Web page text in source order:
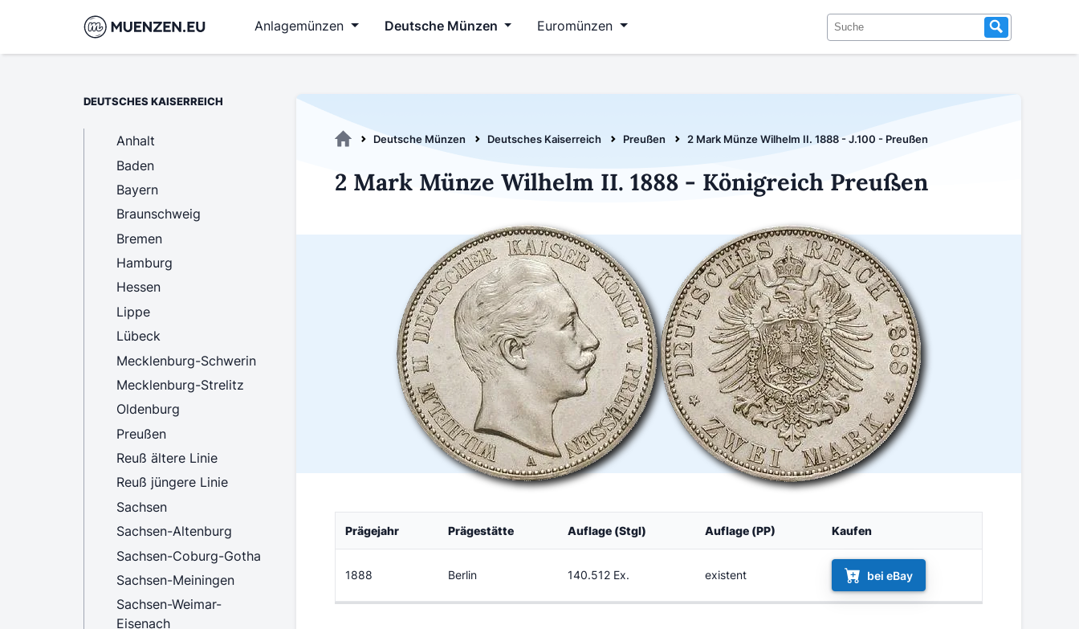
Anlagemünzen Deutsche Münzen Euromünzen
Deutsche Münzen Deutsches Kaiserreich Preußen 2 Mark Münze Wilhelm II. 1888 - J.100 - Preußen
2 Mark Münze Wilhelm II. 1888 - Königreich Preußen
Prägejahr Prägestätte Auflage (Stgl) Auflage (PP) Kaufen
1888 Berlin 140.512 Ex. existent bei eBay
DEUTSCHES KAISERREICH
Anhalt
Baden
Bayern
Braunschweig
Bremen
Hamburg
Hessen
Lippe
Lübeck
Mecklenburg-Schwerin
Mecklenburg-Strelitz
Oldenburg
Preußen
Reuß ältere Linie
Reuß jüngere Linie
Sachsen
Sachsen-Altenburg
Sachsen-Coburg-Gotha
Sachsen-Meiningen
Sachsen-Weimar-
Eisenach